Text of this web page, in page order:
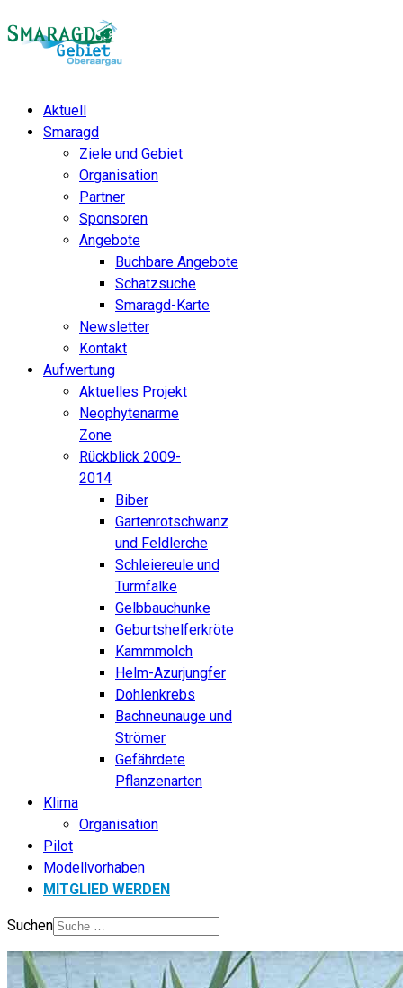
Aktuell
Smaragd
Ziele und Gebiet
Organisation
Partner
Sponsoren
Angebote
Buchbare Angebote
Schatzsuche
Smaragd-Karte
Newsletter
Kontakt
Aufwertung
Aktuelles Projekt
Neophytenarme
Zone
Rückblick 2009-
2014
Biber
Gartenrotschwanz
und Feldlerche
Schleiereule und
Turmfalke
Gelbbauchunke
Geburtshelferkröte
Kammmolch
Helm-Azurjungfer
Dohlenkrebs
Bachneunauge und
Strömer
Gefährdete
Pflanzenarten
Klima
Organisation
Pilot
Modellvorhaben
MITGLIED WERDEN
Suchen